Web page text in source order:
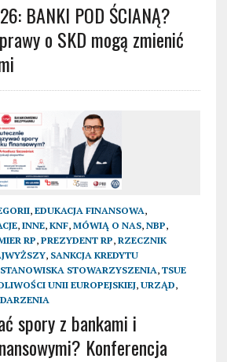
BANKI POD ŚCIANĄ?
o SKD mogą zmienić
, EDUKACJA FINANSOWA,
, INNE, KNF, MÓWIĄ O NAS, NBP,
RP, PREZYDENT RP, RZECZNIK
, SANKCJA KREDYTU
STANOWISKA STOWARZYSZENIA, TSUE
UNII EUROPEJSKIEJ, URZĄD,
spory z bankami i
Konferencja